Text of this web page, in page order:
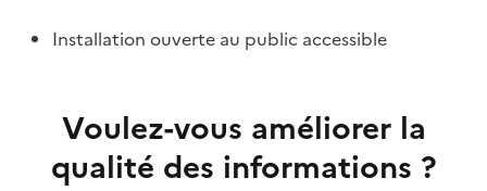
Installation ouverte au public accessible
Voulez-vous améliorer la
qualité des informations ?